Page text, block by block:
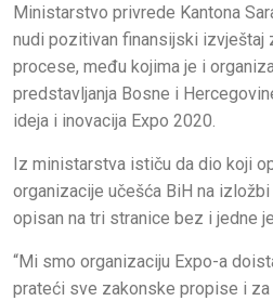
Ministarstvo privrede Kantona
nudi pozitivan finansijski izvještaj
procese, među kojima je i
predstavljanja Bosne i
ideja i inovacija Expo 2020.
Iz ministarstva ističu da dio koji
organizacije učešća BiH na
opisan na tri stranice bez i jedne
“Mi smo organizaciju Expo-a
prateći sve zakonske propise i za